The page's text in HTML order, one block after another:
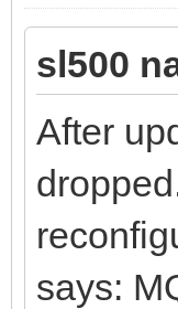
sl500
After
says: